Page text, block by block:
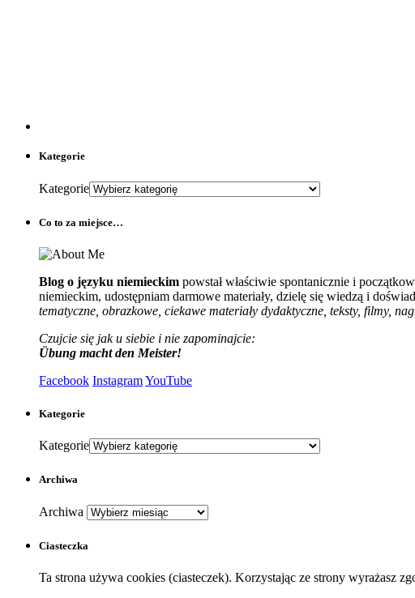
Kategorie
Kategorie
Co to za miejsce…
Blog o języku niemieckim powstał właściwie spontanicznie i
niemieckim, udostępniam darmowe materiały, dzielę się wiedzą i
tematyczne, obrazkowe, ciekawe materiały dydaktyczne, teksty, filmy,
Czujcie się jak u siebie i nie zapominajcie:
Übung macht den Meister!
Facebook InstagramYouTube
Kategorie
Kategorie
Archiwa
Archiwa
Ciasteczka
Ta strona używa cookies (ciasteczek). Korzystając ze strony wyrażasz